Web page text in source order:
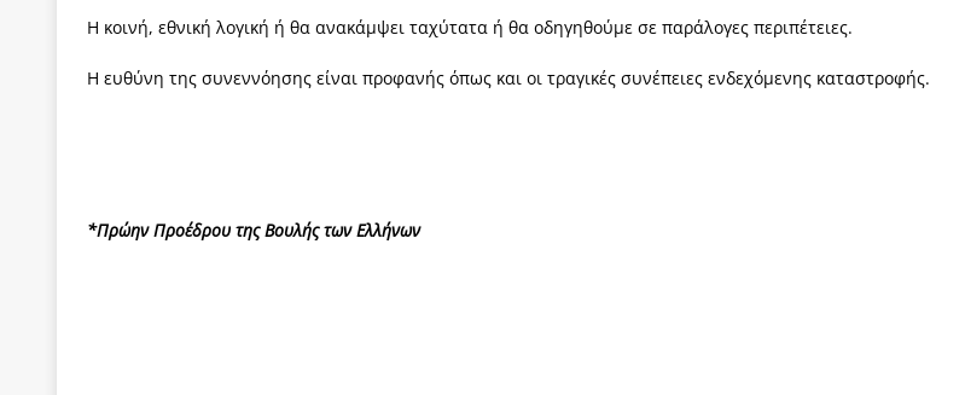
[ 3 Αυγούστου 2026 ]
ΠΑΣΟΚ ή ΕΛ.ΑΣ.; Γιατί η μάχη της δεύτερης θέσης είναι (πολύ) ανοιχτή ακόμη. Προς
Η κοινή, εθνική λογική ή θα ανακάμψει ταχύτατα ή θα οδηγηθούμε σε παράλογες περιπέτειες.
Η ευθύνη της συνεννόησης είναι προφανής όπως και οι τραγικές συνέπειες ενδεχόμενης καταστροφής.
*Πρώην Προέδρου της Βουλής των Ελλήνων